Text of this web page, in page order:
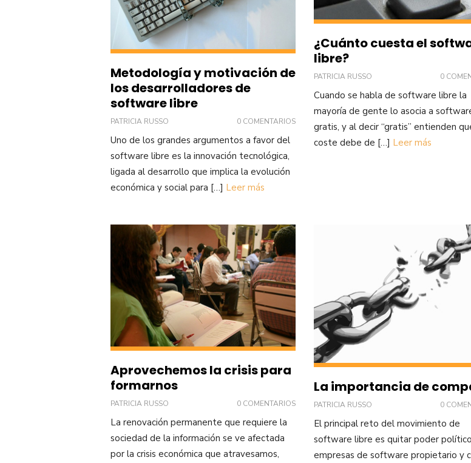
Metodología y motivación de
los desarrolladores de
software libre
PATRICIA RUSSO 0 COMENTARIOS
Uno de los grandes argumentos a favor del
software libre es la innovación tecnológica,
ligada al desarrollo que implica la evolución
económica y social para […] Leer más
¿Cuánto cuesta el
libre?
PATRICIA RUSSO 0
Cuando se habla de software libre la
mayoría de gente lo asocia a
gratis, y al decir “gratis” entienden
coste debe de […] Leer más
Aprovechemos la crisis para
formarnos
PATRICIA RUSSO 0 COMENTARIOS
La renovación permanente que requiere la
sociedad de la información se ve afectada
por la crisis económica que atravesamos,
La importancia de
PATRICIA RUSSO 0
El principal reto del movimiento de
software libre es quitar poder
empresas de software propietario y